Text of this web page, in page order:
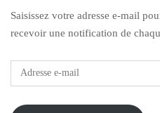
Saisissez votre adresse e-mail
recevoir une notification de
Adresse
e-